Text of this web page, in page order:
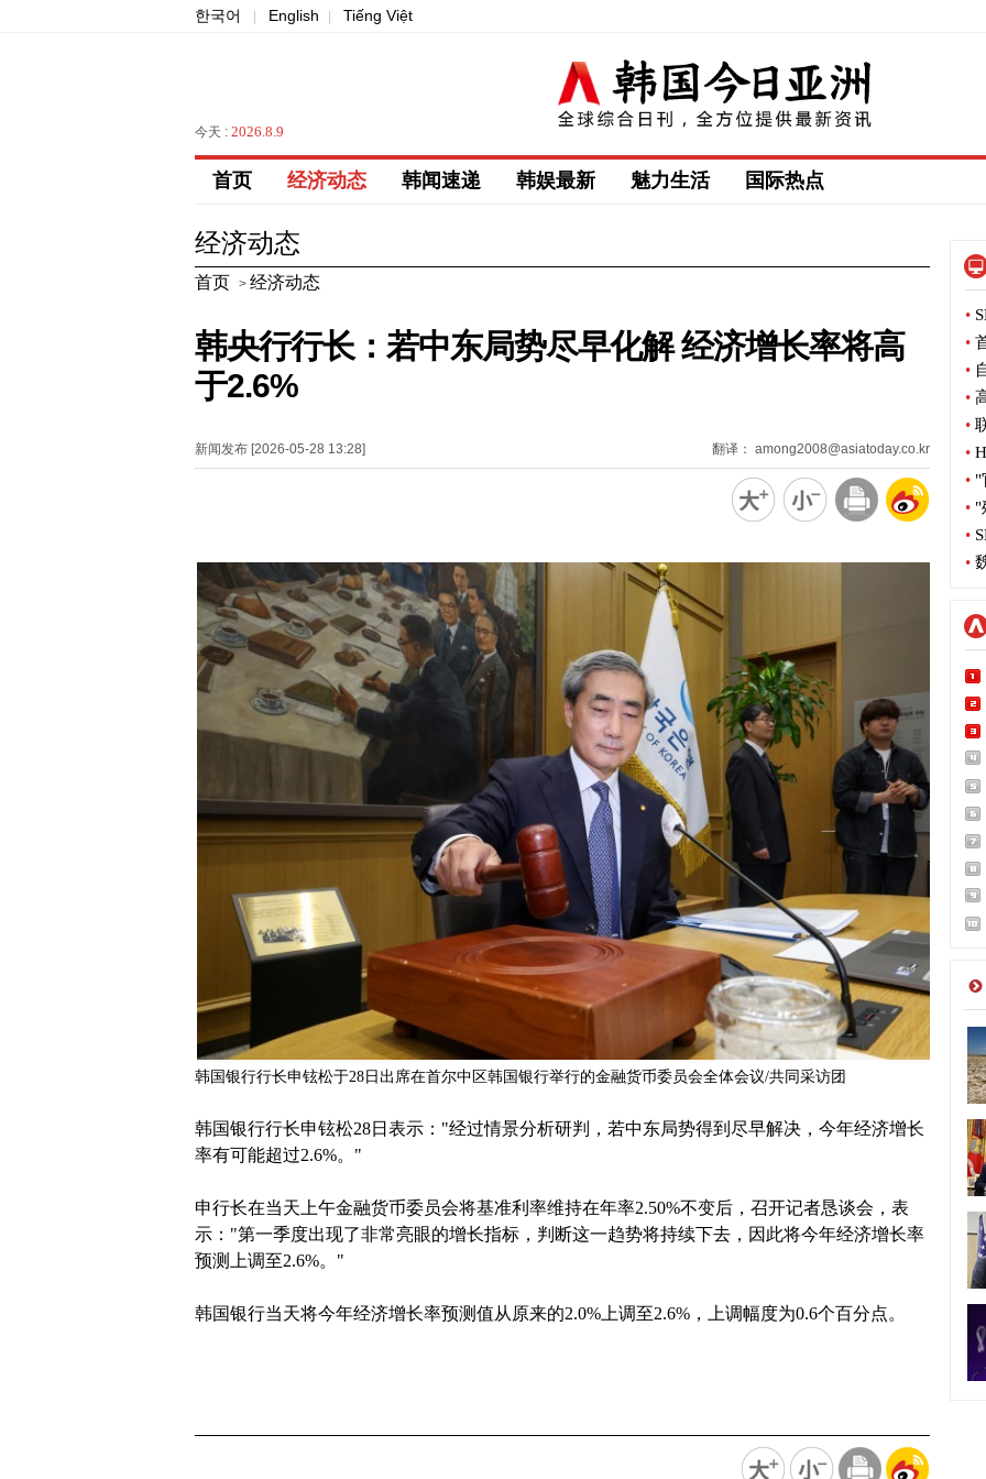
한국어 English Tiếng Việt
今天 : 2026.8.9
首页 经济动态 韩闻速递 韩娱最新 魅力生活 国际热点
经济动态
首页 > 经济动态
韩央行行长：若中东局势尽早化解 经济增长率将高
于2.6%
新闻发布 [2026-05-28 13:28] 翻译： among2008@asiatoday.co.kr
韩国银行行长申铉松于28日出席在首尔中区韩国银行举行的金融货币委员会全体会议/共同采访团
韩国银行行长申铉松28日表示："经过情景分析研判，若中东局势得到尽早解决，今年经济增长
率有可能超过2.6%。"
申行长在当天上午金融货币委员会将基准利率维持在年率2.50%不变后，召开记者恳谈会，表
示："第一季度出现了非常亮眼的增长指标，判断这一趋势将持续下去，因此将今年经济增长率
预测上调至2.6%。"
韩国银行当天将今年经济增长率预测值从原来的2.0%上调至2.6%，上调幅度为0.6个百分点。
•
•
•
•
•
•
• "
• "
•
•